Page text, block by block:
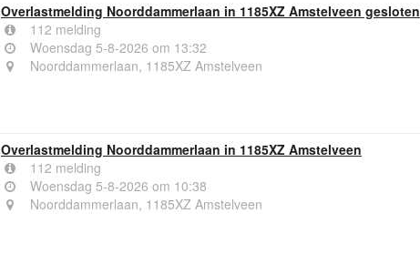
Overlastmelding Noorddammerlaan in 1185XZ Amstelveen gesloten
112 melding
Woensdag 5-8-2026 om 13:32
Noorddammerlaan, 1185XZ Amstelveen
Overlastmelding Noorddammerlaan in 1185XZ Amstelveen
112 melding
Woensdag 5-8-2026 om 10:38
Noorddammerlaan, 1185XZ Amstelveen